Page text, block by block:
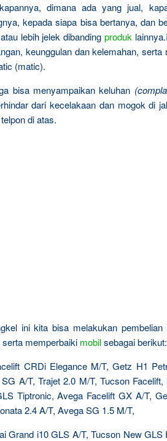
dimana ada yang jual,
kepada siapa bisa bertanya, dan
lebih jelek dibanding produk
keunggulan dan kelemahan, serta
(matic).
bisa menyampaikan keluhan
dari kecelakaan dan mogok di
di atas.
ini kita bisa melakukan pembelian
serta memperbaiki mobilsebagai berikut:
CRDi Elegance M/T, Getz H1
A/T, Trajet 2.0 M/T, Tucson
Tiptronic, Avega Facelift GX A/T,
2.4 A/T, Avega SG 1.5 M/T,
Grand i10 GLS A/T, Tucson New